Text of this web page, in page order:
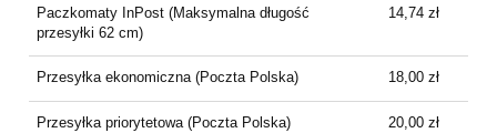
Paczkomaty InPost(Maksymalna długość
przesyłki 62 cm)
14,74 zł
Przesyłka ekonomiczna(Poczta Polska) 18,00 zł
Przesyłka priorytetowa(Poczta Polska) 20,00 zł